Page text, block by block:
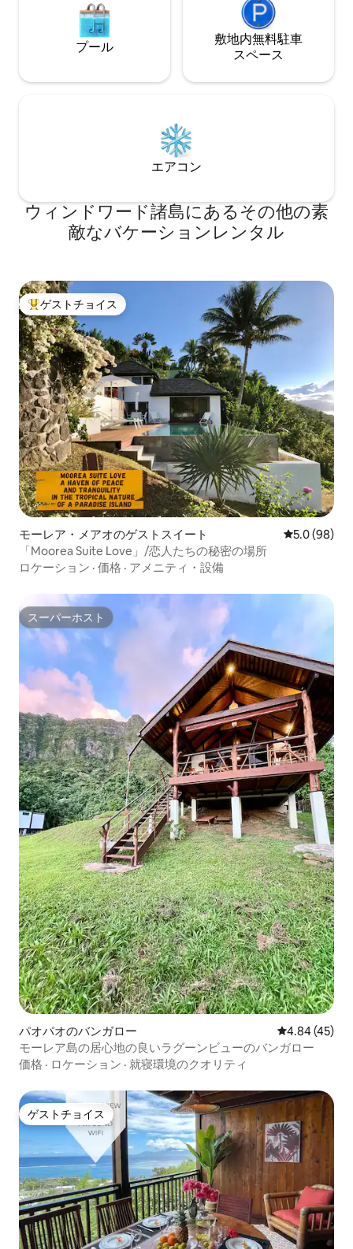
プール
敷地内無料駐⁠車
ス⁠ペ⁠ー⁠ス
エアコン
ウィンドワード諸島にあるその他の素
敵なバケーションレンタル
大好評のゲストチョイスです。
ゲストチョイス
モーレア・メアオのゲストスイート レビュー98
5.0 (98)
「Moorea Suite Love」/恋人たちの秘密の場所
ロケーション · 価格 · アメニティ・設備
スーパーホスト
スーパーホスト
パオパオのバンガロー レビュー45
4.84 (45)
モーレア島の居心地の良いラグーンビューのバンガロー
価格 · ロケーション · 就寝環境のクオリティ
ゲストチョイス
ゲストチョイス